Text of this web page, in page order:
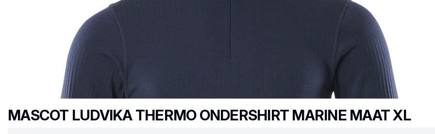
Productnaam
MASCOT LUDVIKA THERMO ONDERSHIRT MARINE MAAT XL